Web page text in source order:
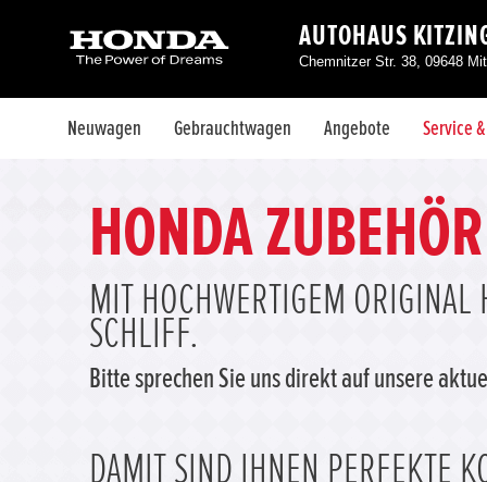
AUTOHAUS
Chemnitzer Str. 38, 09648
Neuwagen Gebrauchtwagen Angebote Service
HONDA ZUBEHÖR
MIT HOCHWERTIGEM ORIGINAL
SCHLIFF.
Bitte sprechen Sie uns direkt auf unsere
DAMIT SIND IHNEN PERFEKTE